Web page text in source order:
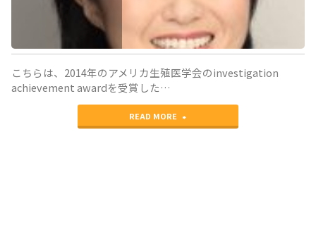
こちらは、2014年のアメリカ生殖医学会のinvestigation
achievement awardを受賞した…
READ MORE
"AMH